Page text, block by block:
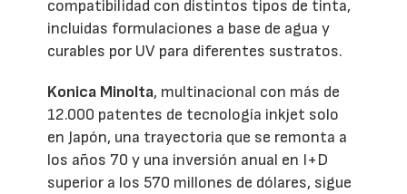
compatibilidad con distintos tipos de tinta,
incluidas formulaciones a base de agua y
curables por UV para diferentes sustratos.
Konica Minolta, multinacional con más de
12.000 patentes de tecnología inkjet solo
en Japón, una trayectoria que se remonta a
los años 70 y una inversión anual en I+D
superior a los 570 millones de dólares, sigue